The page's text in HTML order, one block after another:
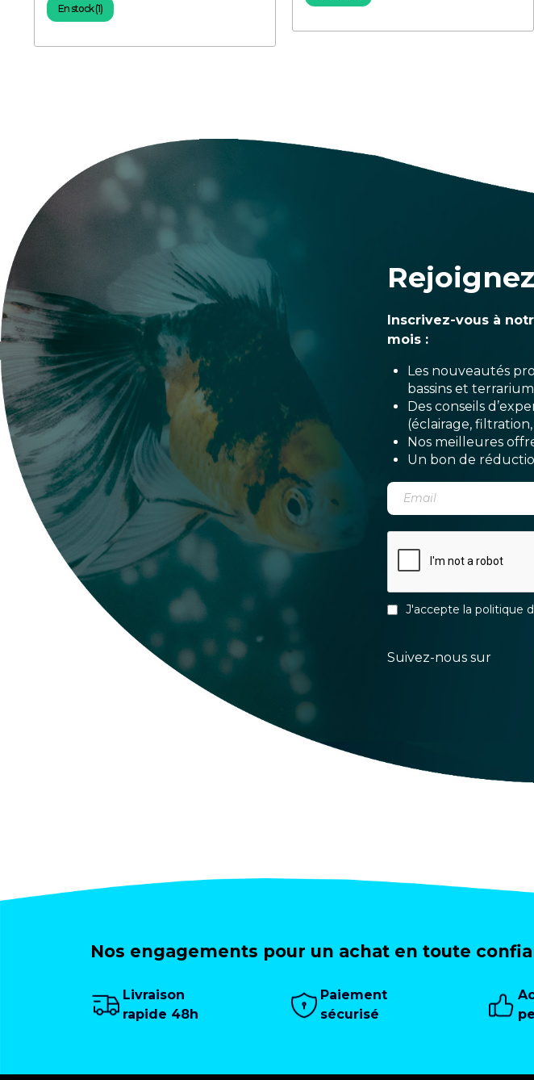
En stock (1)
Inscrivez-vous à
mois :
Les nouveautés
bassins et
Des conseils
(éclairage,
Nos meilleures
Un bon de
J'accepte la politique
Suivez-nous sur
Nos engagements pour un achat en toute
Livraison
rapide 48h
Paiement
sécurisé